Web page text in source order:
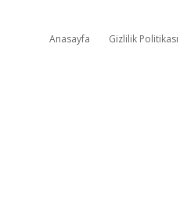
Anasayfa Gizlilik Politikası